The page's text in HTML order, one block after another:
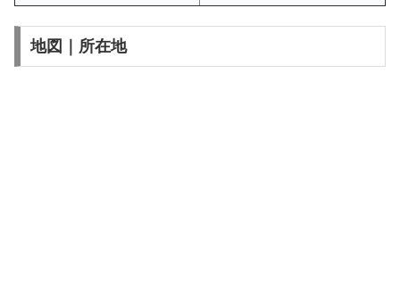
地図｜所在地